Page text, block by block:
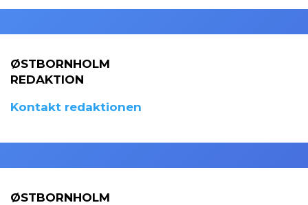
ØSTBORNHOLM
REDAKTION
Kontakt redaktionen
ØSTBORNHOLM